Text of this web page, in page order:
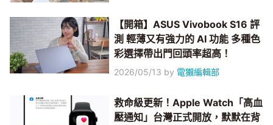
【開箱】ASUS Vivobook S16 評
測 輕薄又有強力的 AI 功能 多種色
彩選擇帶出門回頭率超高！
2026/05/13 by 電獺編輯部
救命級更新！Apple Watch「高血
壓通知」台灣正式開放，默默在背